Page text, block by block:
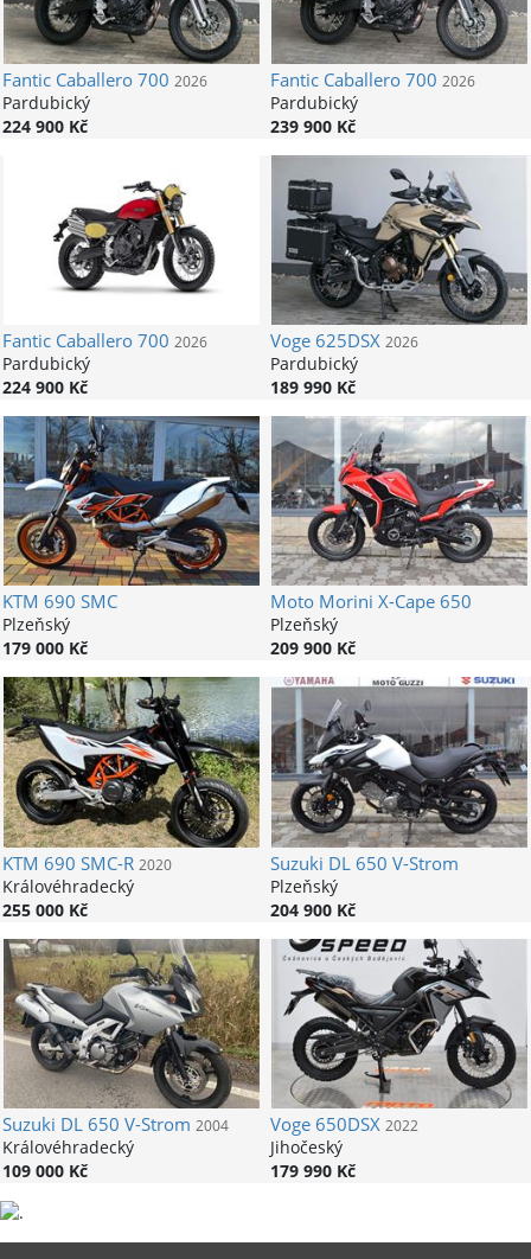
FanticCaballero 700 2026
Pardubický
224 900 Kč
FanticCaballero 700 2026
Pardubický
239 900 Kč
FanticCaballero 700 2026
Pardubický
224 900 Kč
Voge625DSX 2026
Pardubický
189 990 Kč
KTM 690 SMC
Plzeňský
179 000 Kč
Moto Morini X-Cape 650
Plzeňský
209 900 Kč
KTM 690 SMC-R 2020
Královéhradecký
255 000 Kč
Suzuki DL 650 V-Strom
Plzeňský
204 900 Kč
Suzuki DL 650 V-Strom 2004
Královéhradecký
109 000 Kč
Voge650DSX 2022
Jihočeský
179 990 Kč